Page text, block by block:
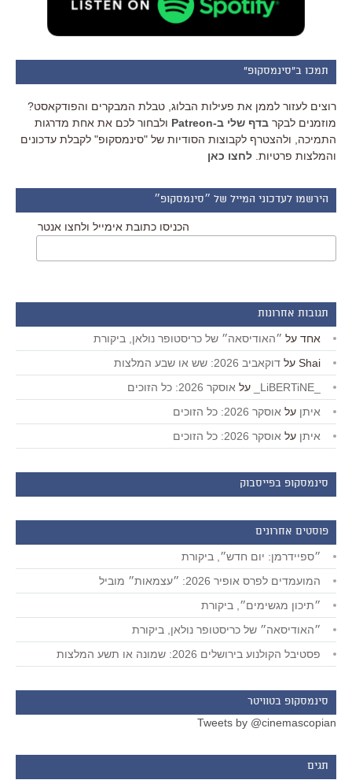
תמכו ב"סינמסקופ"
רוצים לעזור לממן את פעילות הבלוג, טבלת המבקרים והפודקאסט?
מוזמנים לבקר בדף שלי ב-Patreon
ולבחור לכם את אחת מדרגות
התמיכה, ולהצטרף לקבוצות הסודיות של "סינמסקופ" לקבלת עדכונים
והמלצות פרטיות. לחצו כאן
הירשמו לעדכוני המייל של ״סינמסקופ״
הכניסו כתובת אימייל ולחצו אנטר
תגובות אחרונות
אחד על ״האודיסאה״ של כריסטופר נולאן, ביקורת
Shai על דוקאביב 2026: שש או שבע המלצות
על אוסקר 2026: כל הזוכים
איתן על אוסקר 2026: כל הזוכים
איתן על אוסקר 2026: כל הזוכים
סינמסקופ בפייסבוק
פוסטים אחרונים
״ספיידרמן: יום חדש״, ביקורת
המועמדים לפרס אופיר 2026: ״עצמאות״ מוביל
״תיכון מגשימים״, ביקורת
״האודיסאה״ של כריסטופר נולאן, ביקורת
פסטיבל הקולנוע בירושלים 2026: שמונה או תשע המלצות
סינמסקופ בטוויטר
Tweets by @cinemascopian
תגים